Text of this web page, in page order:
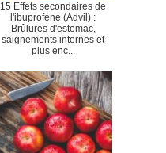
15 Effets secondaires de
l'ibuprofène (Advil) :
Brûlures d'estomac,
saignements internes et
plus enc...